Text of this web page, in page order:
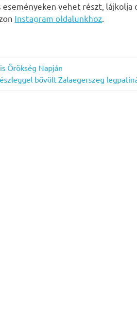
vehet részt, lájkolja
Instagram oldalunkhoz
Örökség Napján
bővült Zalaegerszeg